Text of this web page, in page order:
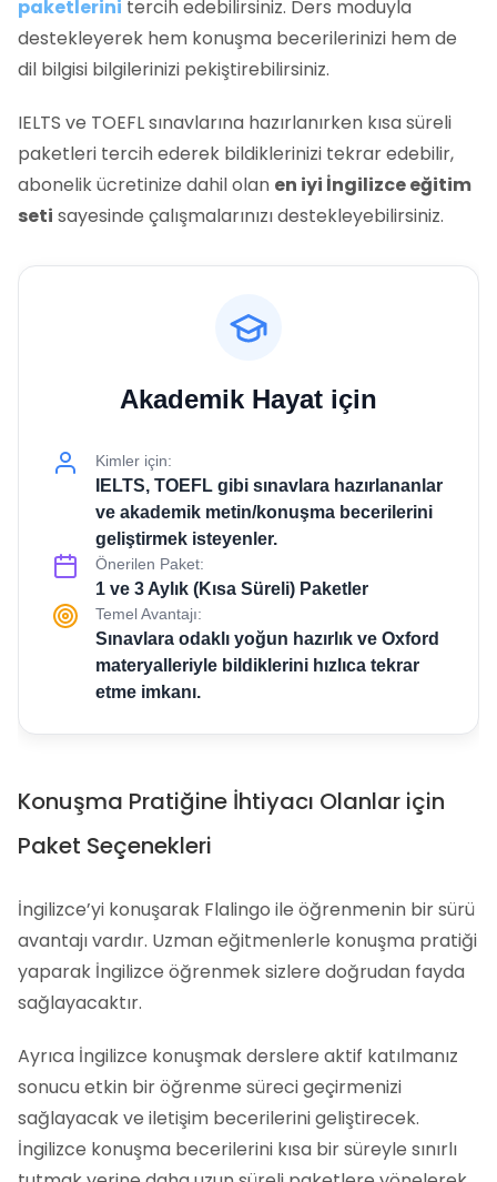
paketlerini tercih edebilirsiniz. Ders moduyla
destekleyerek hem konuşma becerilerinizi hem de
dil bilgisi bilgilerinizi pekiştirebilirsiniz.
IELTS ve TOEFL sınavlarına hazırlanırken kısa süreli
paketleri tercih ederek bildiklerinizi tekrar edebilir,
abonelik ücretinize dahil olan en iyi İngilizce eğitim
seti sayesinde çalışmalarınızı destekleyebilirsiniz.
Akademik Hayat için
Kimler için:
IELTS, TOEFL gibi sınavlara hazırlananlar
ve akademik metin/konuşma becerilerini
geliştirmek isteyenler.
Önerilen Paket:
1 ve 3 Aylık (Kısa Süreli) Paketler
Temel Avantajı:
Sınavlara odaklı yoğun hazırlık ve Oxford
materyalleriyle bildiklerini hızlıca tekrar
etme imkanı.
Konuşma Pratiğine İhtiyacı Olanlar için
Paket Seçenekleri
İngilizce’yi konuşarak Flalingo ile öğrenmenin bir sürü
avantajı vardır. Uzman eğitmenlerle konuşma pratiği
yaparak İngilizce öğrenmek sizlere doğrudan fayda
sağlayacaktır.
Ayrıca İngilizce konuşmak derslere aktif katılmanız
sonucu etkin bir öğrenme süreci geçirmenizi
sağlayacak ve iletişim becerilerini geliştirecek.
İngilizce konuşma becerilerini kısa bir süreyle sınırlı